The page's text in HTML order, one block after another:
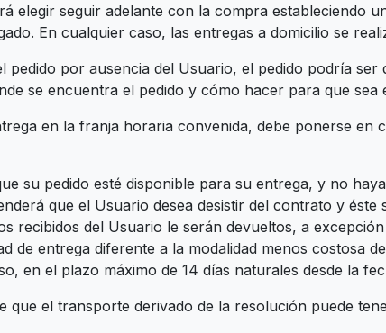
elegir seguir adelante con la compra estableciendo
En cualquier caso, las entregas a domicilio se
pedido por ausencia del Usuario, el pedido podría
se encuentra el pedido y cómo hacer para que sea
en la franja horaria convenida, debe ponerse en
su pedido esté disponible para su entrega, y no
que el Usuario desea desistir del contrato y
recibidos del Usuario le serán devueltos, a
de entrega diferente a la modalidad menos costosa
en el plazo máximo de 14 días naturales desde la
que el transporte derivado de la resolución puede